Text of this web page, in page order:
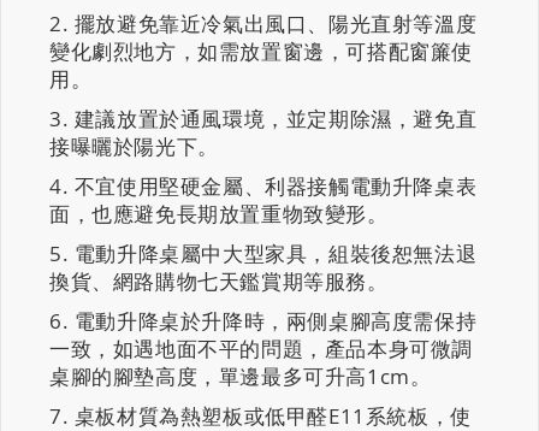
擺放避免靠近冷氣出風口、陽光直射等溫度
變化劇烈地方，如需放置窗邊，可搭配窗簾使
用。
建議放置於通風環境，並定期除濕，避免直
接曝曬於陽光下。
不宜使用堅硬金屬、利器接觸電動升降桌表
面，也應避免長期放置重物致變形。
電動升降桌屬中大型家具，組裝後恕無法退
換貨、網路購物七天鑑賞期等服務。
電動升降桌於升降時，兩側桌腳高度需保持
一致，如遇地面不平的問題，產品本身可微調
桌腳的腳墊高度，單邊最多可升高1cm。
桌板材質為熱塑板或低甲醛E11系統板，使